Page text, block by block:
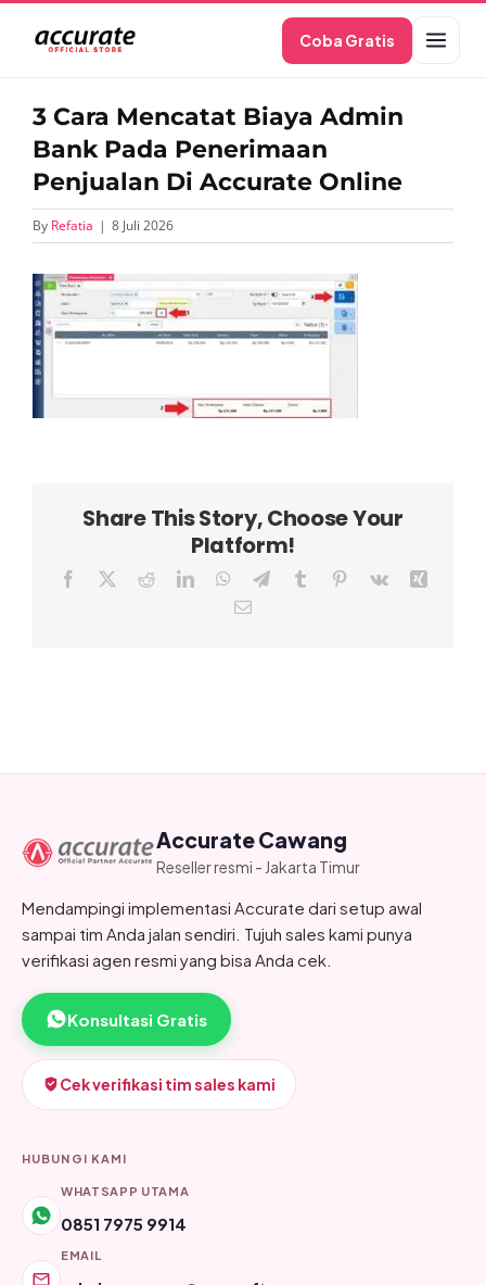
content
Coba Gratis
3 Cara Mencatat Biaya Admin
Bank Pada Penerimaan
Penjualan Di Accurate Online
By Refatia | 8 Juli 2026
Share This Story, Choose Your
Platform!
Facebook RedditLinkedInWhatsApp
TelegramTumblr Pinterest
Vk
Email
Accurate Cawang
Reseller resmi - Jakarta Timur
Mendampingi implementasi Accurate dari setup awal
sampai tim Anda jalan sendiri. Tujuh sales kami punya
verifikasi agen resmi yang bisa Anda cek.
Konsultasi Gratis
Cek verifikasi tim sales kami
HUBUNGI KAMI
WHATSAPP UTAMA
0851 7975 9914
EMAIL